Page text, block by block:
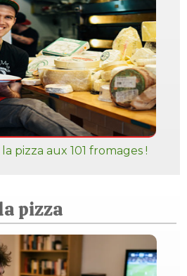
pizza aux 101 fromages !
pizza